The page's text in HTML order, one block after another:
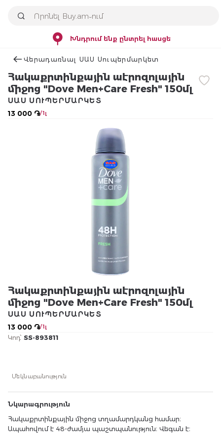
Խնդրում ենք ընտրել հասցե
Վերադառնալ ՍԱՍ Սուպերմարկետ
Հակաքրտինքային աէրոզոլային
միջոց "Dove Men+Care Fresh" 150մլ
13 000 ֏/ 1լ
ՍԱՍ ՍՈՒՊԵՐՄԱՐԿԵՏ
Հակաքրտինքային աէրոզոլային
միջոց "Dove Men+Care Fresh" 150մլ
13 000 ֏/ 1լ
ՍԱՍ ՍՈՒՊԵՐՄԱՐԿԵՏ
Կոդ՝ SS-893811
Մեկնաբանություն
Նկարագրություն
Հակաքրտինքային միջոց տղամարդկանց համար։
Ապահովում է 48-ժամյա պաշտպանություն։ Վեգան է։